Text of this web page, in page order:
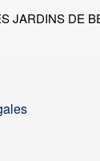
JARDINS DE